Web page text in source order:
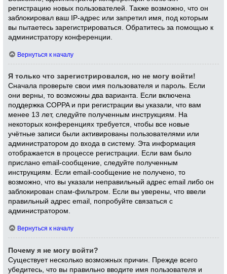
регистрацию новых пользователей. Также возможно, что он
заблокировал ваш IP-адрес или запретил имя, под которым
вы пытаетесь зарегистрироваться. Обратитесь за помощью к
администратору конференции.
Вернуться к началу
Я только что зарегистрировался, но не могу войти!
Сначала проверьте свои имя пользователя и пароль. Если
они верны, то возможны два варианта. Если включена
поддержка COPPA и при регистрации вы указали, что вам
менее 13 лет, следуйте полученным инструкциям. На
некоторых конференциях требуется, чтобы все новые
учётные записи были активированы пользователями или
администратором до входа в систему. Эта информация
отображается в процессе регистрации. Если вам было
прислано email-сообщение, следуйте полученным
инструкциям. Если email-сообщение не получено, то
возможно, что вы указали неправильный адрес email либо он
заблокирован спам-фильтром. Если вы уверены, что ввели
правильный адрес email, попробуйте связаться с
администратором.
Вернуться к началу
Почему я не могу войти?
Существует несколько возможных причин. Прежде всего
убедитесь, что вы правильно вводите имя пользователя и